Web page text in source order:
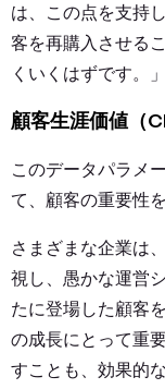
は、この点を支持
客を再購入させる
くいくはずです。」
顧客生涯価値（
このデータパラメ
て、顧客の重要性
さまざまな企業は
視し、愚かな運営
たに登場した顧客
の成長にとって重
すことも、効果的